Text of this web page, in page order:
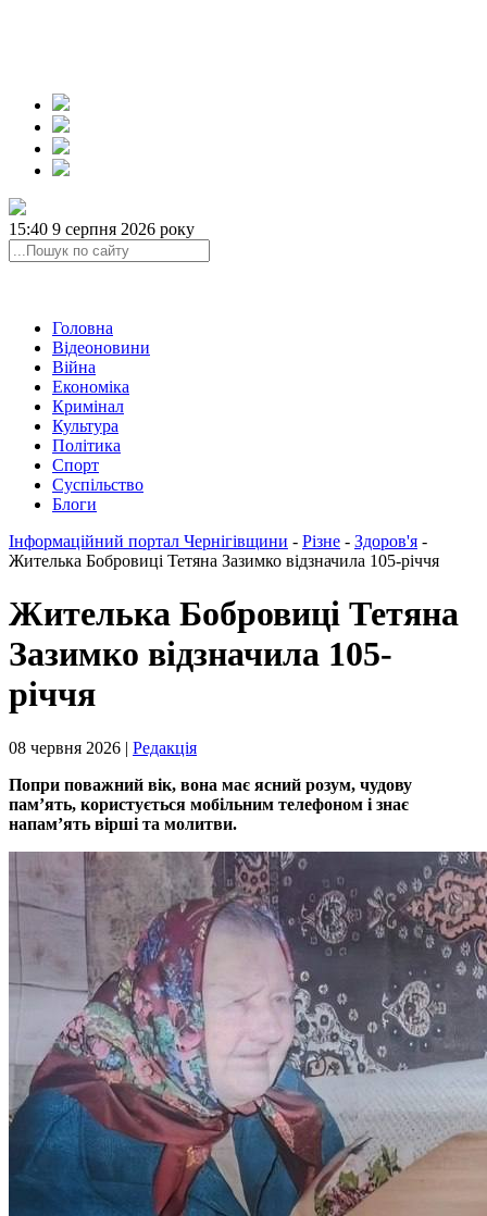
15:40 9 серпня 2026 року
Головна
Відеоновини
Війна
Економіка
Кримінал
Культура
Політика
Спорт
Суспільство
Блоги
Інформаційний портал Чернігівщини - Різне - Здоров'я -
Жителька Бобровиці Тетяна Зазимко відзначила 105-річчя
Жителька Бобровиці Тетяна
Зазимко відзначила 105-
річчя
08 червня 2026 | Редакція
Попри поважний вік, вона має ясний розум, чудову
пам’ять, користується мобільним телефоном і знає
напам’ять вірші та молитви.